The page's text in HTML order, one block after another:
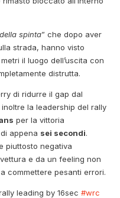
spinta” che dopo aver
strada, hanno visto
il luogo dell’uscita con
distrutta.
di ridurre il gap dal
la leadership del rally
per la vittoria
appena sei secondi.
piuttosto negativa
e da un feeling non
commettere pesanti errori.
leading by 16sec#wrc